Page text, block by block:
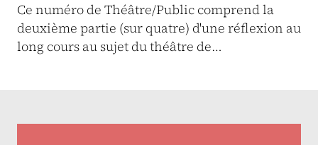
Ce numéro de Théâtre/Public comprend la
deuxième partie (sur quatre) d'une réflexion au
long cours au sujet du théâtre de…